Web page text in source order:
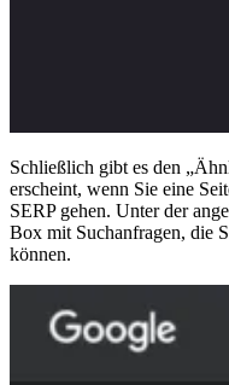
Schließlich gibt es den
erscheint, wenn Sie eine
SERP gehen. Unter der
Box mit Suchanfragen, die
können.